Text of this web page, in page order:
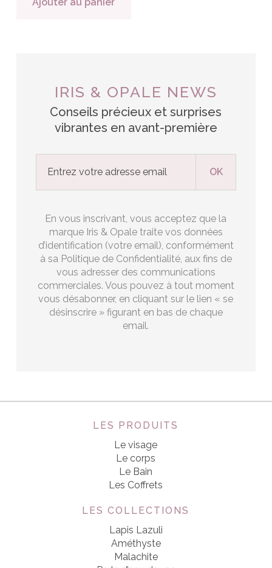
IRIS & OPALE NEWS
Conseils précieux et surprises
vibrantes en avant-première
En vous inscrivant, vous acceptez que la
marque Iris & Opale traite vos données
d’identification (votre email), conformément
à sa Politique de Confidentialité, aux fins de
vous adresser des communications
commerciales. Vous pouvez à tout moment
vous désabonner, en cliquant sur le lien « se
désinscrire » figurant en bas de chaque
email.
LES PRODUITS
Le visage
Le corps
Le Bain
Les Coffrets
LES COLLECTIONS
Lapis Lazuli
Améthyste
Malachite